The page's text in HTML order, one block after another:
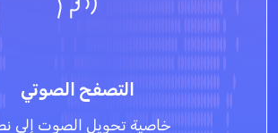
التصفح الصوتي
خاصية تحويل الصوت إلى